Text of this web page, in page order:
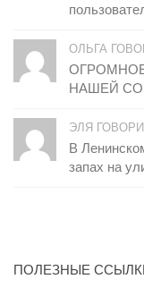
ОЛЬГА
НАШЕЙ
ЭЛЯ
В
запах на
ПОЛЕЗНЫЕ